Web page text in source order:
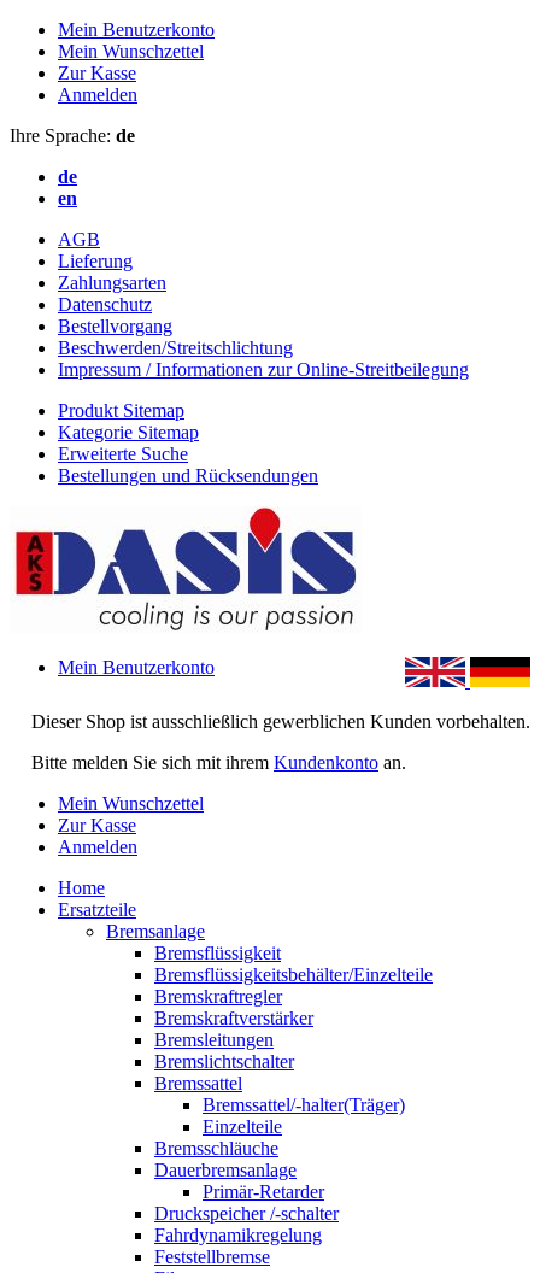
Mein Benutzerkonto
Mein Wunschzettel
Zur Kasse
Anmelden
Ihre Sprache: de
de
en
AGB
Lieferung
Zahlungsarten
Datenschutz
Bestellvorgang
Beschwerden/Streitschlichtung
Impressum / Informationen zur Online-Streitbeilegung
Produkt Sitemap
Kategorie Sitemap
Erweiterte Suche
Bestellungen und Rücksendungen
Dieser Shop ist ausschließlich gewerblichen Kunden vorbehalten.
Bitte melden Sie sich mit ihrem Kundenkonto an.
Mein Benutzerkonto
Mein Wunschzettel
Zur Kasse
Anmelden
Home
Ersatzteile
Bremsanlage
Bremsflüssigkeit
Bremsflüssigkeitsbehälter/Einzelteile
Bremskraftregler
Bremskraftverstärker
Bremsleitungen
Bremslichtschalter
Bremssattel
Bremssattel/-halter(Träger)
Einzelteile
Bremsschläuche
Dauerbremsanlage
Primär-Retarder
Druckspeicher /-schalter
Fahrdynamikregelung
Feststellbremse